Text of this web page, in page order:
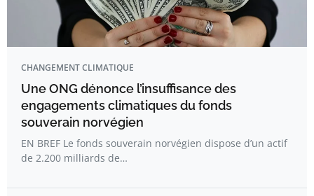
CHANGEMENT CLIMATIQUE
Une ONG dénonce l’insuffisance des
engagements climatiques du fonds
souverain norvégien
EN BREF Le fonds souverain norvégien dispose d’un actif
de 2.200 milliards de…